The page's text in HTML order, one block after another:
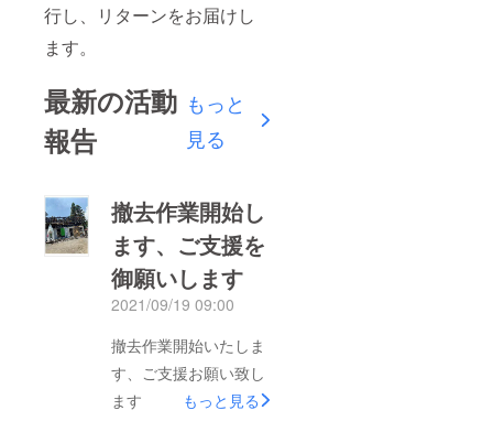
行し、リターンをお届けし
ます。
最新の活動
報告
もっと
見る
撤去作業開始し
ます、ご支援を
御願いします
2021/09/19 09:00
撤去作業開始いたしま
す、ご支援お願い致し
ます
もっと見る